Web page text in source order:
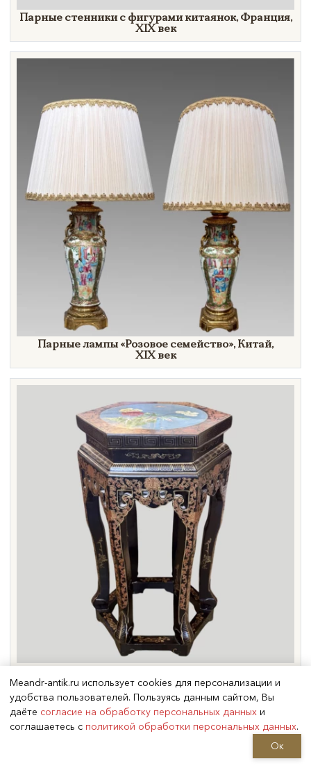
Парные стенники с фигурами китаянок, Франция,
XIX век
Парные лампы«Розовое семейство», Китай,
XIX век
Meandr-antik.ru использует cookies для персонализации и
удобства пользователей. Пользуясь данным сайтом, Вы
даёте согласие на обработку персональных данных и
соглашаетесь с политикой обработки персональных данных.
Ок